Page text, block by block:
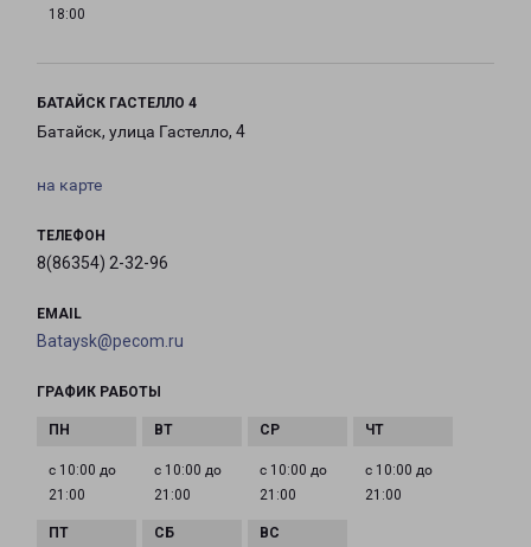
18:00
БАТАЙСК ГАСТЕЛЛО 4
Батайск, улица Гастелло, 4
на карте
ТЕЛЕФОН
8(86354) 2-32-96
EMAIL
Bataysk@pecom.ru
ГРАФИК РАБОТЫ
с 10:00 до
21:00
с 10:00 до
21:00
с 10:00 до
21:00
с 10:00 до
21:00